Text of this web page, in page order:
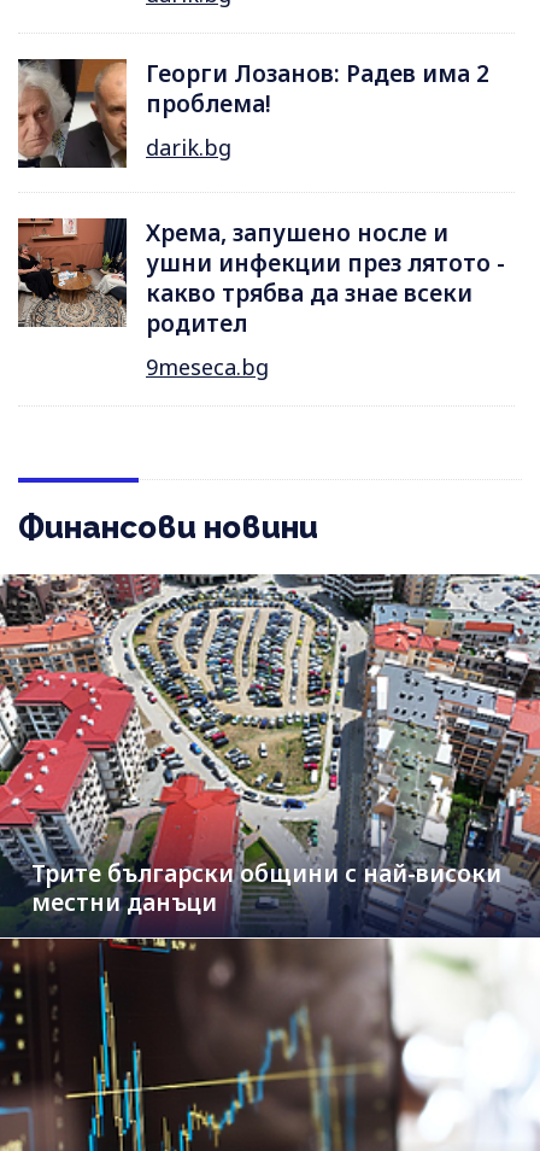
Георги Лозанов: Радев има 2
проблема!
darik.bg
Хрема, запушено носле и
ушни инфекции през лятотo -
какво трябва да знае всеки
родител
9meseca.bg
Финансови новини
Трите български общини с най-високи
местни данъци